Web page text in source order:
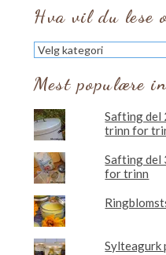
Hva vil du lese
Hva
vil
du
lese
Mest populære
Safting del
trinn for
Safting del
for trinn
Sylteagurk